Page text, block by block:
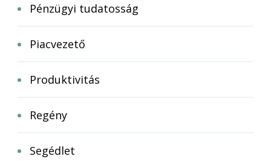
Pénzügyi tudatosság
Piacvezető
Produktivitás
Regény
Segédlet